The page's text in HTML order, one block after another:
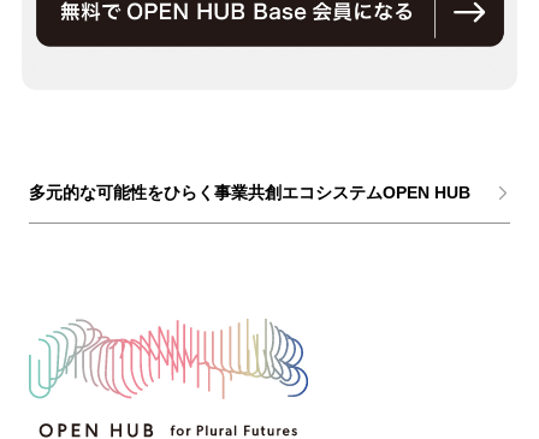
多元的な可能性をひらく事業共創エコシステムOPEN HUB